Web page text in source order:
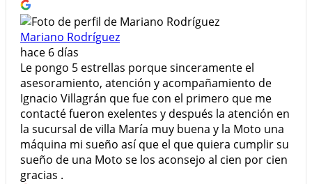
Mariano Rodríguez
hace 6 días
Le pongo 5 estrellas porque sinceramente el
asesoramiento, atención y acompañamiento de
Ignacio Villagrán que fue con el primero que me
contacté fueron exelentes y después la atención en
la sucursal de villa María muy buena y la Moto una
máquina mi sueño así que el que quiera cumplir su
sueño de una Moto se los aconsejo al cien por cien
gracias .